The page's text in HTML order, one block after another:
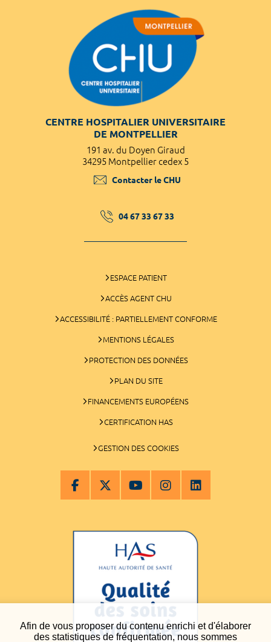
Afin de vous proposer du contenu enrichi et d'élaborer
des statistiques de fréquentation, nous sommes
CENTRE HOSPITALIER UNIVERSITAIRE
DE MONTPELLIER
191 av. du Doyen Giraud
34295 Montpellier cedex 5
Contacter le CHU
04 67 33 67 33
ESPACE PATIENT
ACCÈS AGENT CHU
ACCESSIBILITÉ : PARTIELLEMENT CONFORME
MENTIONS LÉGALES
PROTECTION DES DONNÉES
PLAN DU SITE
FINANCEMENTS EUROPÉENS
CERTIFICATION HAS
GESTION DES COOKIES